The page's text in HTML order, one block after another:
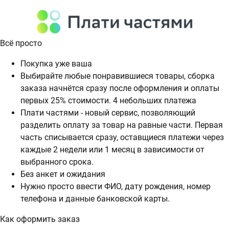
Всё просто
Покупка уже ваша
Выбирайте любые понравившиеся товары, сборка
заказа начнётся сразу после оформления и оплаты
первых 25% стоимости. 4 небольших платежа
Плати частями - новый сервис, позволяющий
разделить оплату за товар на равные части. Первая
часть списывается сразу, оставщиеся платежи через
каждые 2 недели или 1 месяц в зависимости от
выбранного срока.
Без анкет и ожидания
Нужно просто ввести ФИО, дату рождения, номер
телефона и данные банковской карты.
Как оформить заказ